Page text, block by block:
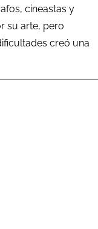
cineastas y
su arte, pero
creó una